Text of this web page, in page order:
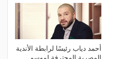
أحمد دياب رئيسًا لرابطة الأندية